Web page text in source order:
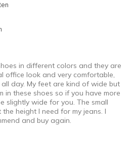
Into Shoes
in different colors and they are
office look and very comfortable,
day. My feet are kind of wide but
in these shoes so if you have more
slightly wide for you. The small
height I need for my jeans. I
and buy again.